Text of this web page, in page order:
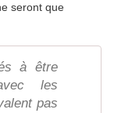
seront que
à être
les
pas